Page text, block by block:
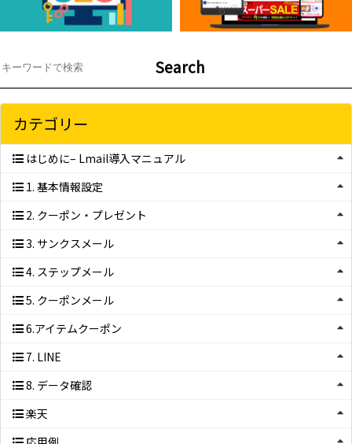
Search
カテゴリー
はじめに– Lmail導入マニュアル
1. 基本情報設定
2. クーポン・プレゼント
3. サンクスメール
4. ステップメール
5. クーポンメール
6.アイテムクーポン
7. LINE
8. データ確認
楽天